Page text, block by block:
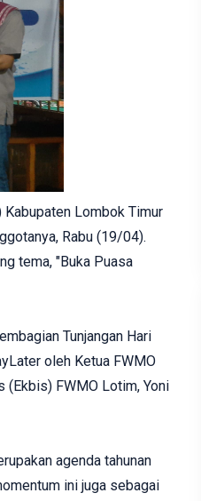
Lombok Timur
Rabu (19/04).
tema, "Buka Puasa
Tunjangan Hari
oleh Ketua FWMO
(Ekbis) FWMO Lotim, Yoni
agenda tahunan
ini juga sebagai